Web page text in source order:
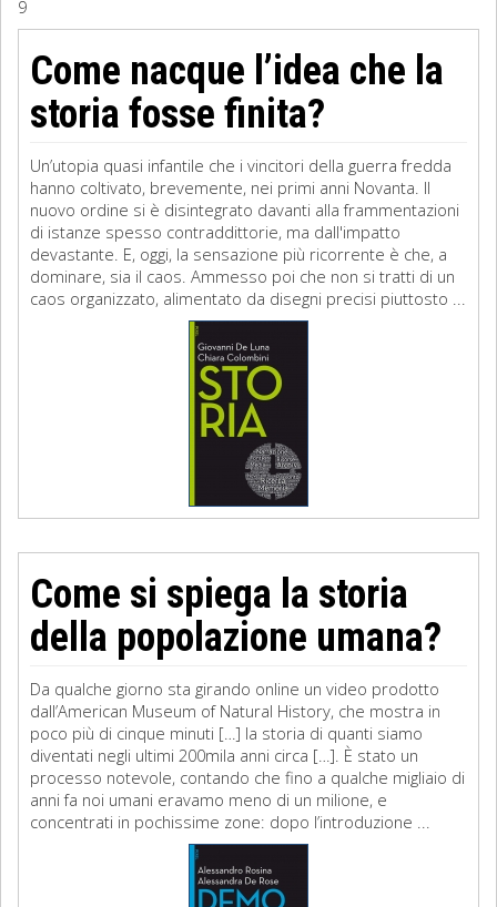
Filosofia
Matematica
Diritto
9
Come nacque l’idea che la
storia fosse finita?
Un’utopia quasi infantile che i vincitori della guerra fredda
hanno coltivato, brevemente, nei primi anni Novanta. Il
nuovo ordine si è disintegrato davanti alla frammentazioni
di istanze spesso contraddittorie, ma dall'impatto
devastante. E, oggi, la sensazione più ricorrente è che, a
dominare, sia il caos. Ammesso poi che non si tratti di un
caos organizzato, alimentato da disegni precisi piuttosto ...
Come si spiega la storia
della popolazione umana?
Da qualche giorno sta girando online un video prodotto
dall’American Museum of Natural History, che mostra in
poco più di cinque minuti […] la storia di quanti siamo
diventati negli ultimi 200mila anni circa […]. È stato un
processo notevole, contando che fino a qualche migliaio di
anni fa noi umani eravamo meno di un milione, e
concentrati in pochissime zone: dopo l’introduzione ...